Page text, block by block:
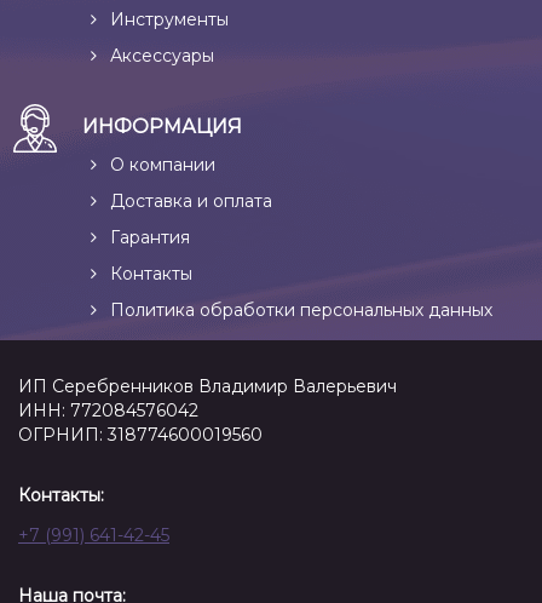
Инструменты
Аксессуары
ИНФОРМАЦИЯ
О компании
Доставка и оплата
Гарантия
Контакты
Политика обработки персональных данных
ИП Серебренников Владимир Валерьевич
ИНН: 772084576042
ОГРНИП: 318774600019560
Контакты:
+7 (991) 641-42-45
Наша почта: